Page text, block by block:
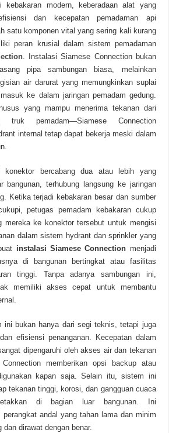
kebakaran modern, keberadaan alat yang
dan kecepatan pemadaman api
satu komponen vital yang sering kali kurang
peran krusial dalam sistem pemadaman
. Instalasi Siamese Connection bukan
pipa sambungan biasa, melainkan
air darurat yang memungkinkan suplai
ke dalam jaringan pemadam gedung.
yang mampu menerima tekanan dari
truk pemadam—Siamese Connection
internal tetap dapat bekerja meski dalam
bercabang dua atau lebih yang
bangunan, terhubung langsung ke jaringan
Ketika terjadi kebakaran besar dan sumber
petugas pemadam kebakaran cukup
mereka ke konektor tersebut untuk mengisi
dalam sistem hydrant dan sprinkler yang
instalasi Siamese Connection menjadi
di bangunan bertingkat atau fasilitas
tinggi. Tanpa adanya sambungan ini,
memiliki akses cepat untuk membantu
ini bukan hanya dari segi teknis, tetapi juga
efisiensi penanganan. Kecepatan dalam
dipengaruhi oleh akses air dan tekanan
memberikan opsi backup atau
kapan saja. Selain itu, sistem ini
tekanan tinggi, korosi, dan gangguan cuaca
di bagian luar bangunan. Ini
perangkat andal yang tahan lama dan minim
dirawat dengan benar.